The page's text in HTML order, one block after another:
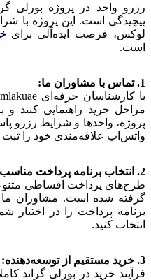
رزرو واحد در پروژه بورلی
پیچیدگی است. این پروژه با
لوکس، فرصت ایده‌آلی برای
است.
1. تماس با مشاوران ما:
مراحل خرید راهنمایی کنند
پروژه، واحدها و شرایط رزرو
واتس‌اپ علاقه‌مندی خود را ثبت
2. انتخاب برنامه پرداخت مناسب:
طرح‌های پرداخت اقساطی
گرفته شده است. مشاوران
برنامه پرداخت را در اختیار
انتخاب کنید.
3. خرید مستقیم از توسعه‌دهنده:
فرآیند خرید در بورلی گراند